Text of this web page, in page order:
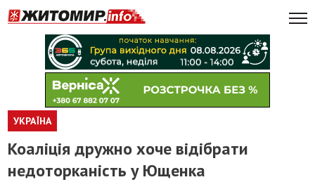
УКРАЇНА
Коаліція дружно хоче відібрати
недоторканість у Ющенка